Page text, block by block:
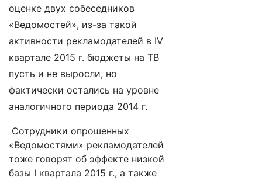
оценке двух собеседников
«Ведомостей», из-за такой
активности рекламодателей в IV
квартале 2015 г. бюджеты на ТВ
пусть и не выросли, но
фактически остались на уровне
аналогичного периода 2014 г.
Сотрудники опрошенных
«Ведомостями» рекламодателей
тоже говорят об эффекте низкой
базы I квартала 2015 г., а также